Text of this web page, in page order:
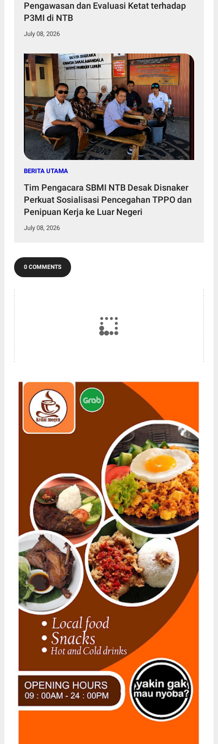
Pengawasan dan Evaluasi Ketat terhadap
P3MI di NTB
July 08, 2026
BERITA UTAMA
Tim Pengacara SBMI NTB Desak Disnaker
Perkuat Sosialisasi Pencegahan TPPO dan
Penipuan Kerja ke Luar Negeri
July 08, 2026
0 COMMENTS